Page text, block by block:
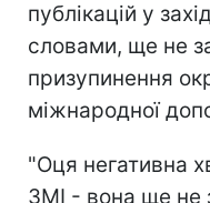
публікацій у
словами, ще не
призупинення
міжнародної
"Оця негативна
ЗМІ - вона ще не